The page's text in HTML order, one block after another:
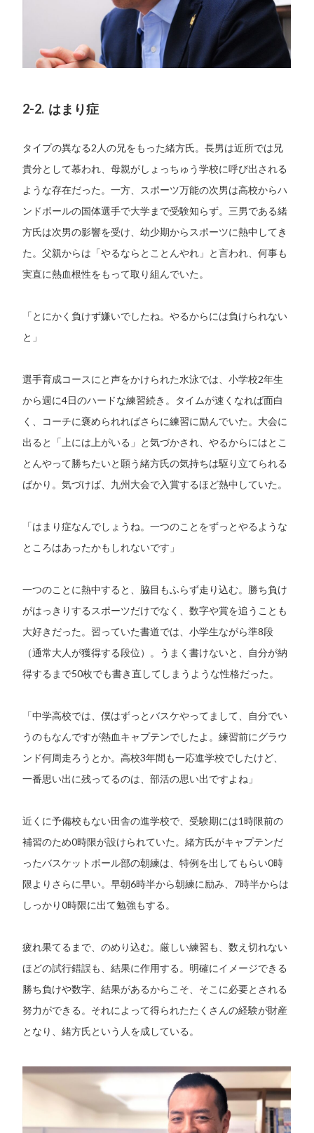
2-2. はまり症
タイプの異なる2人の兄をもった緒方氏。長男は近所では兄
貴分として慕われ、母親がしょっちゅう学校に呼び出される
ような存在だった。一方、スポーツ万能の次男は高校からハ
ンドボールの国体選手で大学まで受験知らず。三男である緒
方氏は次男の影響を受け、幼少期からスポーツに熱中してき
た。父親からは「やるならとことんやれ」と言われ、何事も
実直に熱血根性をもって取り組んでいた。
「とにかく負けず嫌いでしたね。やるからには負けられない
と」
選手育成コースにと声をかけられた水泳では、小学校2年生
から週に4日のハードな練習続き。タイムが速くなれば面白
く、コーチに褒められればさらに練習に励んでいた。大会に
出ると「上には上がいる」と気づかされ、やるからにはとこ
とんやって勝ちたいと願う緒方氏の気持ちは駆り立てられる
ばかり。気づけば、九州大会で入賞するほど熱中していた。
「はまり症なんでしょうね。一つのことをずっとやるような
ところはあったかもしれないです」
一つのことに熱中すると、脇目もふらず走り込む。勝ち負け
がはっきりするスポーツだけでなく、数字や賞を追うことも
大好きだった。習っていた書道では、小学生ながら準8段
（通常大人が獲得する段位）。うまく書けないと、自分が納
得するまで50枚でも書き直してしまうような性格だった。
「中学高校では、僕はずっとバスケやってまして、自分でい
うのもなんですが熱血キャプテンでしたよ。練習前にグラウ
ンド何周走ろうとか。高校3年間も一応進学校でしたけど、
一番思い出に残ってるのは、部活の思い出ですよね」
近くに予備校もない田舎の進学校で、受験期には1時限前の
補習のため0時限が設けられていた。緒方氏がキャプテンだ
ったバスケットボール部の朝練は、特例を出してもらい0時
限よりさらに早い。早朝6時半から朝練に励み、7時半からは
しっかり0時限に出て勉強もする。
疲れ果てるまで、のめり込む。厳しい練習も、数え切れない
ほどの試行錯誤も、結果に作用する。明確にイメージできる
勝ち負けや数字、結果があるからこそ、そこに必要とされる
努力ができる。それによって得られたたくさんの経験が財産
となり、緒方氏という人を成している。